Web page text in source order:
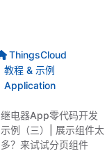
ThingsCloud
教程 & 示例
Application
继电器App零代码开发
示例（三）| 展示组件太
多？来试试分页组件